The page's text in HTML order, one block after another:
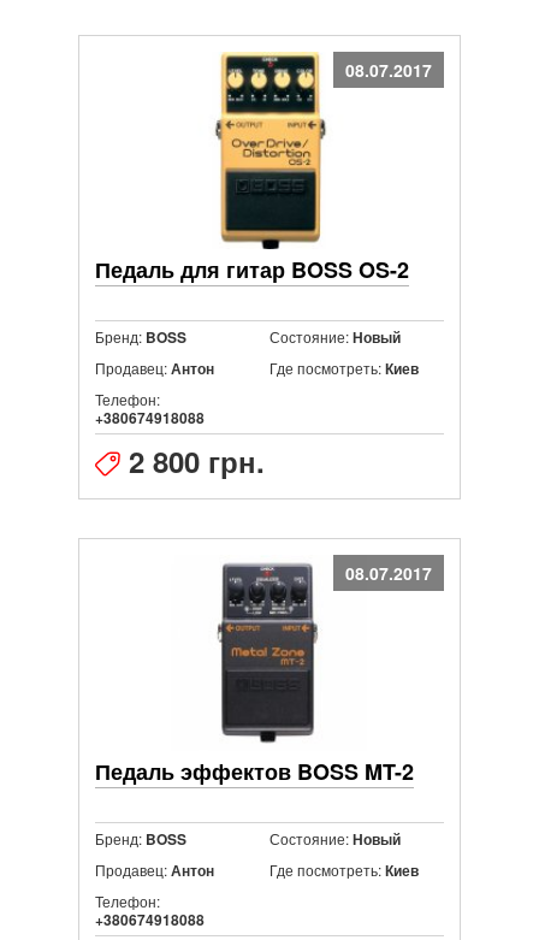
08.07.2017
Педаль для гитар BOSS OS-2
Бренд: BOSS Состояние:Новый
Продавец:Антон Где посмотреть:Киев
Телефон:
+380674918088
2 800 грн.
08.07.2017
Педаль эффектов BOSS MT-2
Бренд: BOSS Состояние:Новый
Продавец:Антон Где посмотреть:Киев
Телефон:
+380674918088